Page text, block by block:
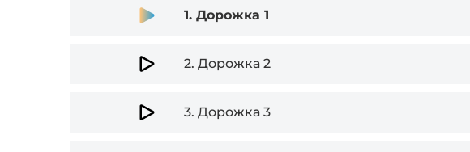
Audio
Player
1. Дорожка 1
2. Дорожка 2
3. Дорожка 3